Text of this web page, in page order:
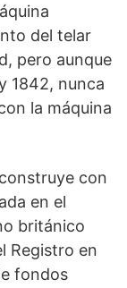
del telar
pero aunque
1842, nunca
la máquina
construye con
en el
británico
Registro en
fondos